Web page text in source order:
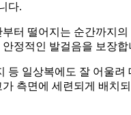
다.
터 떨어지는 순간까지
정적인 발걸음을 보장합
일상복에도 잘 어울
측면에 세련되게 배치